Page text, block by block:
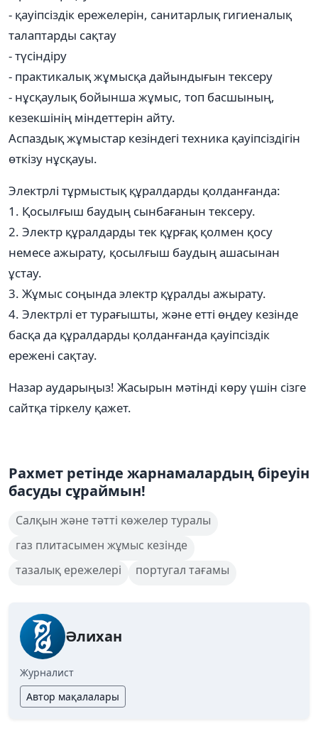
- қауіпсіздік ережелерін, санитарлық гигиеналық
талаптарды сақтау
- түсіндіру
- практикалық жұмысқа дайындығын тексеру
- нұсқаулық бойынша жұмыс, топ басшының,
кезекшінің міндеттерін айту.
Аспаздық жұмыстар кезіндегі техника қауіпсіздігін
өткізу нұсқауы.
Электрлі тұрмыстық құралдарды қолданғанда:
1. Қосылғыш баудың сынбағанын тексеру.
2. Электр құралдарды тек құрғақ қолмен қосу
немесе ажырату, қосылғыш баудың ашасынан
ұстау.
3. Жұмыс соңында электр құралды ажырату.
4. Электрлі ет турағышты, және етті өңдеу кезінде
басқа да құралдарды қолданғанда қауіпсіздік
ережені сақтау.
Назар аударыңыз! Жасырын мәтінді көру үшін сізге
сайтқа тіркелу қажет.
Рахмет ретінде жарнамалардың біреуін
басуды сұраймын!
Салқын және тәтті көжелер туралы
газ плитасымен жұмыс кезінде
тазалық ережелері
португал тағамы
Әлихан
Журналист
Автор мақалалары